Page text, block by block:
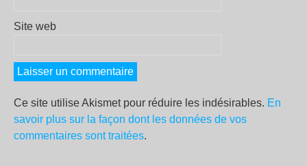
Site web
Ce site utilise Akismet pour réduire les indésirables. En
savoir plus sur la façon dont les données de vos
commentaires sont traitées.